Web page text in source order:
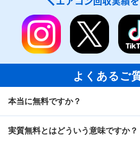
よくあるご
本当に無料ですか？
実質無料とはどういう意味ですか？